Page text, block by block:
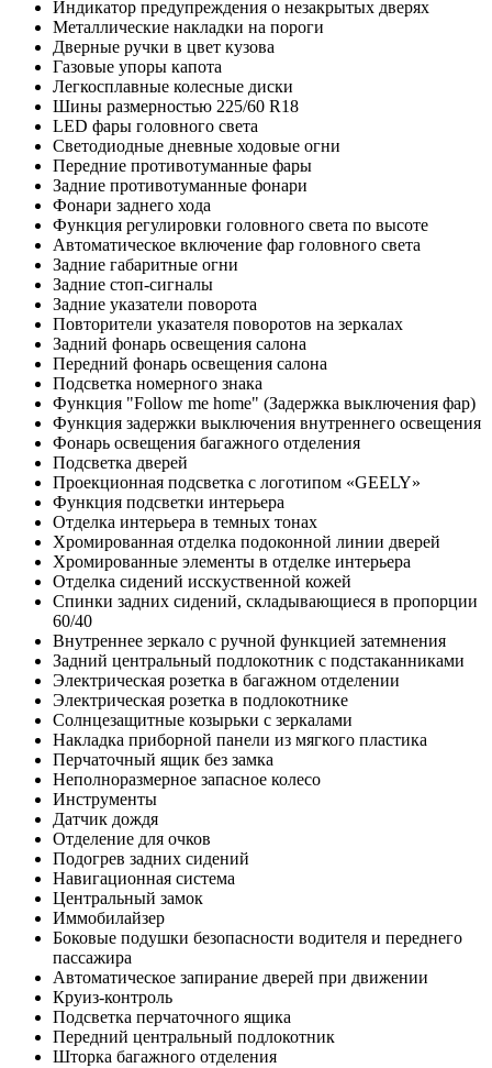
Индикатор предупреждения о незакрытых дверях
Металлические накладки на пороги
Дверные ручки в цвет кузова
Газовые упоры капота
Легкосплавные колесные диски
Шины размерностью 225/60 R18
LED фары головного света
Светодиодные дневные ходовые огни
Передние противотуманные фары
Задние противотуманные фонари
Фонари заднего хода
Функция регулировки головного света по высоте
Автоматическое включение фар головного света
Задние габаритные огни
Задние стоп-сигналы
Задние указатели поворота
Повторители указателя поворотов на зеркалах
Задний фонарь освещения салона
Передний фонарь освещения салона
Подсветка номерного знака
Функция "Follow me home" (Задержка выключения фар)
Функция задержки выключения внутреннего освещения
Фонарь освещения багажного отделения
Подсветка дверей
Проекционная подсветка с логотипом «GEELY»
Функция подсветки интерьера
Отделка интерьера в темных тонах
Хромированная отделка подоконной линии дверей
Хромированные элементы в отделке интерьера
Отделка сидений исскуственной кожей
Спинки задних сидений, складывающиеся в пропорции
60/40
Внутреннее зеркало с ручной функцией затемнения
Задний центральный подлокотник с подстаканниками
Электрическая розетка в багажном отделении
Электрическая розетка в подлокотнике
Солнцезащитные козырьки с зеркалами
Накладка приборной панели из мягкого пластика
Перчаточный ящик без замка
Неполноразмерное запасное колесо
Инструменты
Датчик дождя
Отделение для очков
Подогрев задних сидений
Навигационная система
Центральный замок
Иммобилайзер
Боковые подушки безопасности водителя и переднего
пассажира
Автоматическое запирание дверей при движении
Круиз-контроль
Подсветка перчаточного ящика
Передний центральный подлокотник
Шторка багажного отделения